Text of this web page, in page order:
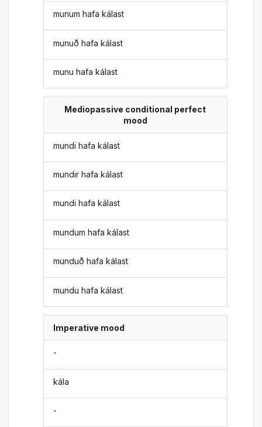
munum hafa kálast
munuð hafa kálast
munu hafa kálast
Mediopassive conditional perfect
mood
mundi hafa kálast
mundir hafa kálast
mundi hafa kálast
mundum hafa kálast
munduð hafa kálast
mundu hafa kálast
Imperative mood
-
kála
-